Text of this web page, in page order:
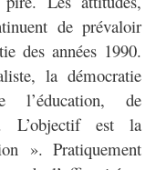
de prévaloir
des années 1990.
la démocratie
l’éducation, de
L’objectif est la
». Pratiquement